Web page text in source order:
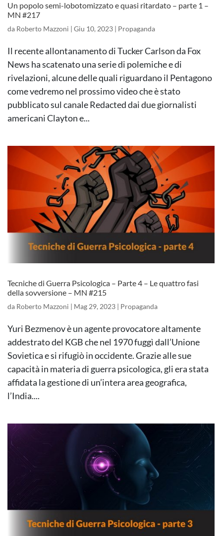
Un popolo semi-lobotomizzato e quasi ritardato – parte 1 –
MN #217
da Roberto Mazzoni | Giu 10, 2023 | Propaganda
Il recente allontanamento di Tucker Carlson da Fox
News ha scatenato una serie di polemiche e di
rivelazioni, alcune delle quali riguardano il Pentagono
come vedremo nel prossimo video che è stato
pubblicato sul canale Redacted dai due giornalisti
americani Clayton e...
Tecniche di Guerra Psicologica – Parte 4 – Le quattro fasi
della sovversione – MN #215
da Roberto Mazzoni | Mag 29, 2023 | Propaganda
Yuri Bezmenov è un agente provocatore altamente
addestrato del KGB che nel 1970 fuggì dall’Unione
Sovietica e si rifugiò in occidente. Grazie alle sue
capacità in materia di guerra psicologica, gli era stata
affidata la gestione di un’intera area geografica,
l’India....